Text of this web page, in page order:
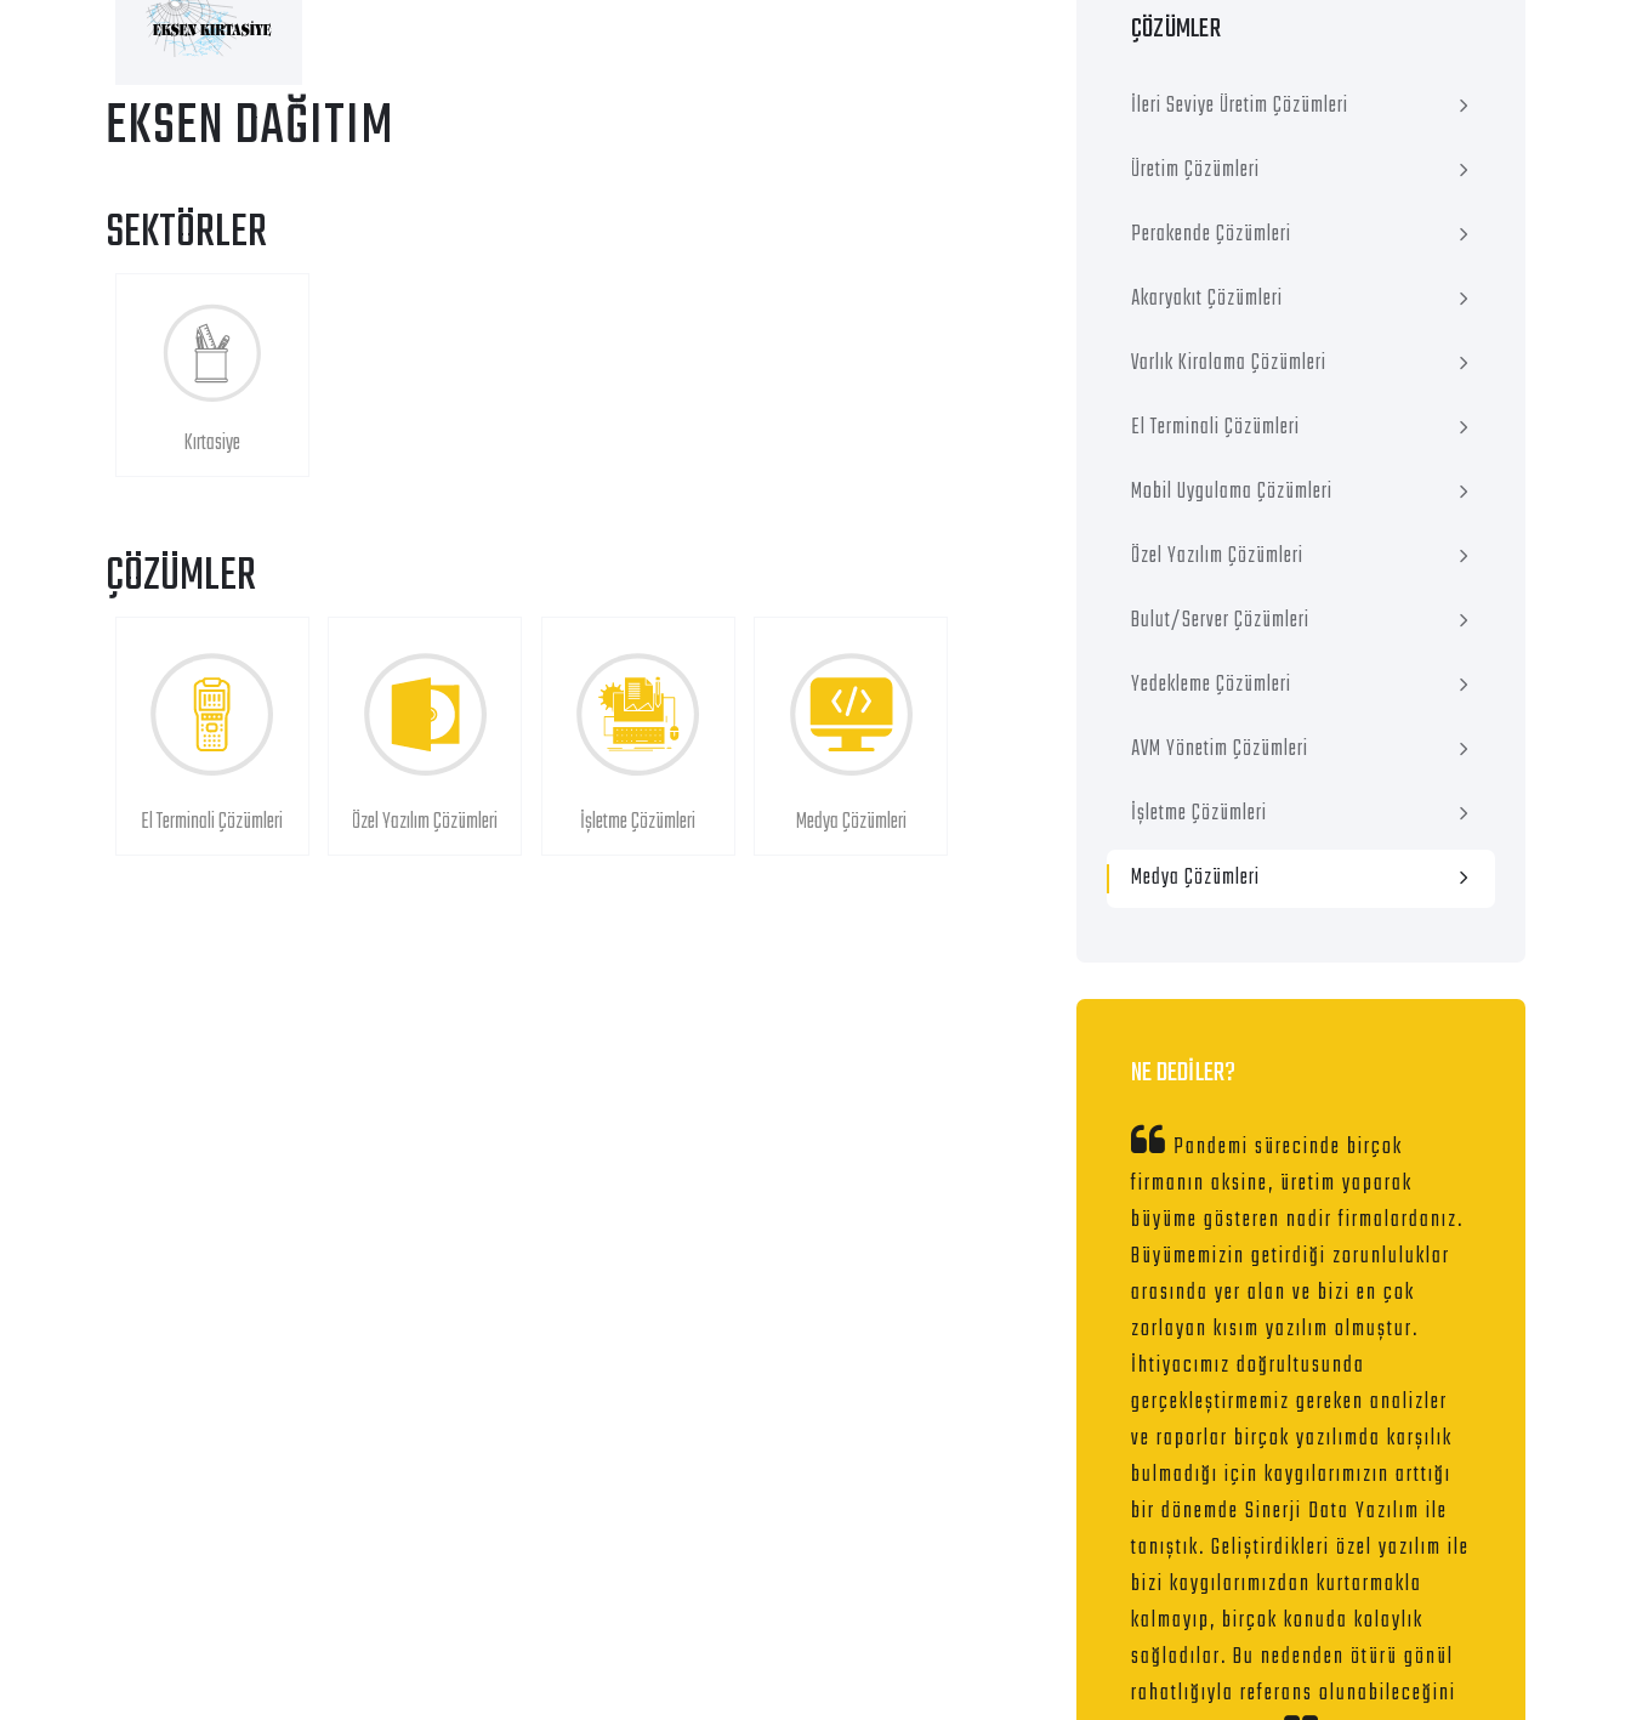
EKSEN DAĞITIM
SEKTÖRLER
Kırtasiye
ÇÖZÜMLER
El Terminali Çözümleri Özel Yazılım Çözümleri İşletme Çözümleri Medya Çözümleri
ÇÖZÜMLER
İleri Seviye Üretim Çözümleri
Üretim Çözümleri
Perakende Çözümleri
Akaryakıt Çözümleri
Varlık Kiralama Çözümleri
El Terminali Çözümleri
Mobil Uygulama Çözümleri
Özel Yazılım Çözümleri
Bulut/Server Çözümleri
Yedekleme Çözümleri
AVM Yönetim Çözümleri
İşletme Çözümleri
Medya Çözümleri
NE DEDİLER?
Pandemi sürecinde birçok
firmanın aksine, üretim yaparak
büyüme gösteren nadir firmalardanız.
Büyümemizin getirdiği zorunluluklar
arasında yer alan ve bizi en çok
zorlayan kısım yazılım olmuştur.
İhtiyacımız doğrultusunda
gerçekleştirmemiz gereken analizler
ve raporlar birçok yazılımda karşılık
bulmadığı için kaygılarımızın arttığı
bir dönemde Sinerji Data Yazılım ile
tanıştık. Geliştirdikleri özel yazılım ile
bizi kaygılarımızdan kurtarmakla
kalmayıp, birçok konuda kolaylık
sağladılar. Bu nedenden ötürü gönül
rahatlığıyla referans olunabileceğini